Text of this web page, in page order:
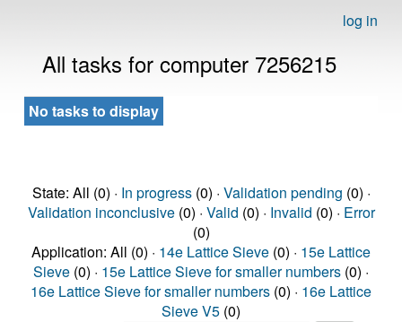
log in
All tasks for computer 7256215
No tasks to display
State: All (0) · In progress(0) · Validation pending (0) ·
Validation inconclusive(0) · Valid (0) · Invalid (0) · Error
(0)
Application: All (0) · 14e Lattice Sieve (0) · 15e Lattice
Sieve (0) · 15e Lattice Sieve for smaller numbers (0) ·
16e Lattice Sieve for smaller numbers (0) · 16e Lattice
Sieve V5 (0)